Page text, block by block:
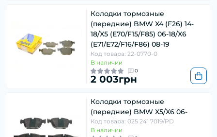
Колодки тормозные
(передние) BMW X4 (F26) 14-
18/X5 (E70/F15/F85) 06-18/X6
(E71/E72/F16/F86) 08-19
Код товара: 22-0770-0
В наличии
0
2 003грн
Колодки тормозные
(передние) BMW X5/X6 06-
Код товара: 025 241 7019/PD
В наличии